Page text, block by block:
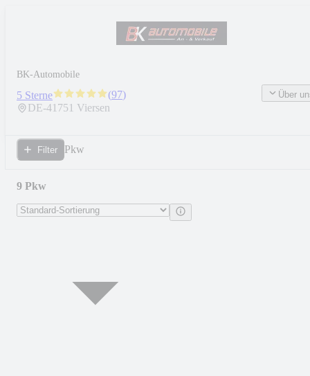
BK-Automobile
5 Sterne (97)
DE-41751 Viersen
Über
Filter Pkw
9 Pkw